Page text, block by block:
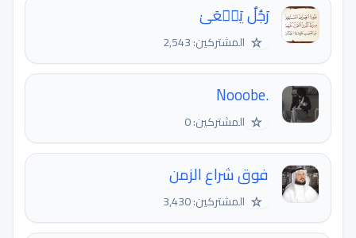
رَجُلٌ يَسۡعَىٰ
☆ المشتركين: 2,543
☆ المشتركين: 0
فوق شراع الزمن
☆ المشتركين: 3,430